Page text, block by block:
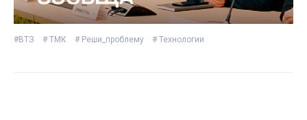
#ВТЗ # ТМК # Реши_проблему # Технологии